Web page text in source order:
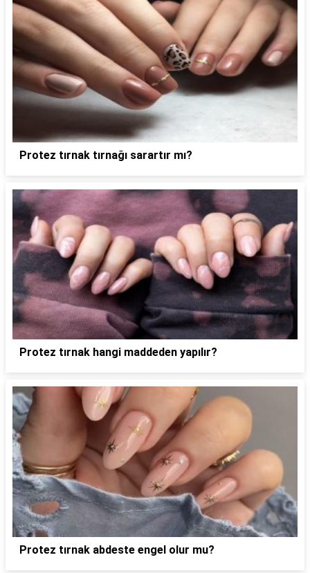
Protez tırnak tırnağı sarartır mı?
Protez tırnak hangi maddeden yapılır?
Protez tırnak abdeste engel olur mu?